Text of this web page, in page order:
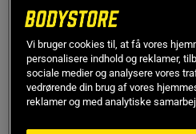
Vi bruger cookies til, at få vores
personalisere indhold og reklamer,
sociale medier og analysere vores
vedrørende din brug af vores
reklamer og med analytiske